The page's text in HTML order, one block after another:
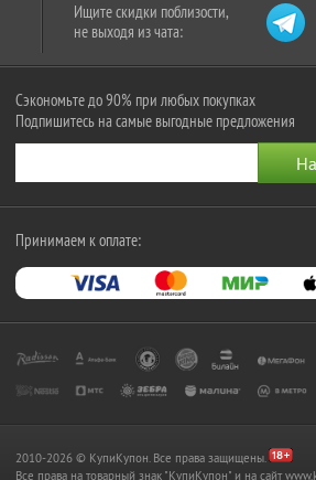
Ищите скидки поблизости,
не выходя из чата:
Сэкономьте до 90% при любых покупках
Подпишитесь на самые выгодные предложения
Принимаем к оплате:
2010-2026 © КупиКупон. Все права защищены.
Все права на товарный знак "КупиКупон" и на сайт